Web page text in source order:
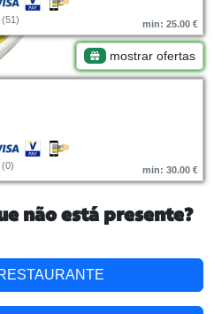
(51) min: 25.00 €
mostrar ofertas
(0) min: 30.00 €
não está presente?